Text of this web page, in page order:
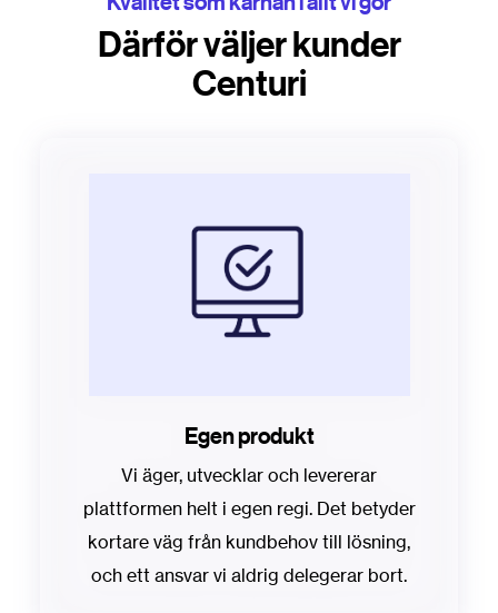
Därför väljer kunder
Centuri
Egen produkt
Vi äger, utvecklar och levererar
plattformen helt i egen regi. Det betyder
kortare väg från kundbehov till lösning,
och ett ansvar vi aldrig delegerar bort.